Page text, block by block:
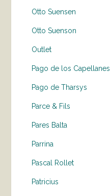
Otto Suensen
Otto Suenson
Outlet
Pago de los Capellanes
Pago de Tharsys
Parce & Fils
Pares Balta
Parrina
Pascal Rollet
Patricius